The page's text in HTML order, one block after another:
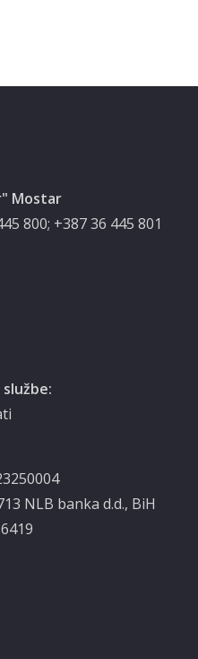
Mostar
800; +387 36 445 801
NLB banka d.d., BiH